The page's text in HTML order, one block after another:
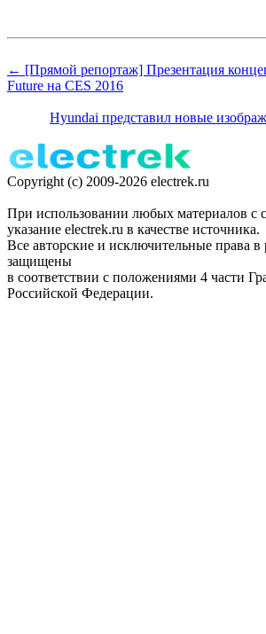
← [Прямой репортаж] Презентация
Future на CES 2016
Hyundai представил новые
Copyright (c) 2009-2026 electrek.ru
При использовании любых материалов с
указание electrek.ru в качестве источника.
Все авторские и исключительные права в
защищены
в соответствии с положениями 4 части
Российской Федерации.